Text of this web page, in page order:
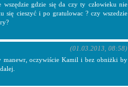
wszędzie gdzie się da czy ty człowieku nie
się cieszyć i po gratulowac ? czy wszedzie
manewr, oczywiście Kamil i bez obniżki by
(01.03.2013, 08:58)